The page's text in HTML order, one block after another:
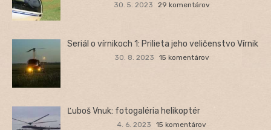
30. 5. 2023 29 komentárov
Seriál o vírnikoch 1: Prilieta jeho veličenstvo Vírnik
30. 8. 2023 15 komentárov
Ľuboš Vnuk: fotogaléria helikoptér
4. 6. 2023 15 komentárov